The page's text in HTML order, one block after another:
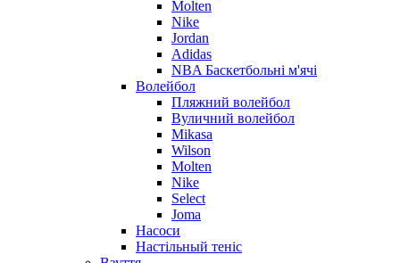
Molten
Nike
Jordan
Adidas
NBA Баскетбольні м'ячі
Волейбол
Пляжний волейбол
Вуличний волейбол
Mikasa
Wilson
Molten
Nike
Select
Joma
Насоси
Настільный теніс